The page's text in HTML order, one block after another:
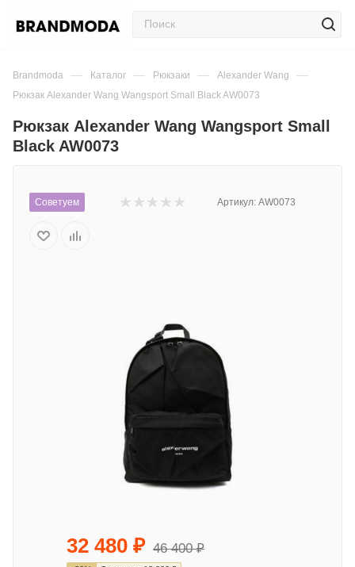
Brandmoda — Каталог — Рюкзаки — Alexander Wang —
Рюкзак Alexander Wang Wangsport Small Black AW0073
Рюкзак Alexander Wang Wangsport Small
Black AW0073
Советуем Артикул: AW0073
32 480 ₽ 46 400₽